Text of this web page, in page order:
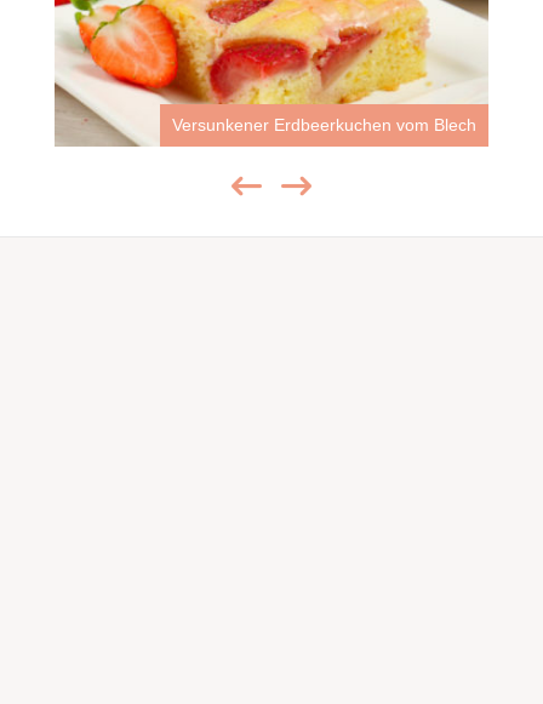
Versunkener Erdbeerkuchen vom Blech